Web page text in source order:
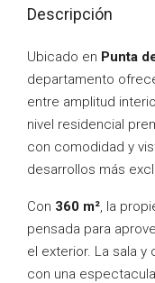
Descripción
Ubicado en Punta
departamento
entre amplitud
nivel residencial
con comodidad y
desarrollos más
Con 360 m², la
pensada para
el exterior. La sala
con una